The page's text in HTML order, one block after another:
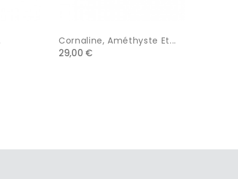
Cornaline, Améthyste Et...
29,00 €